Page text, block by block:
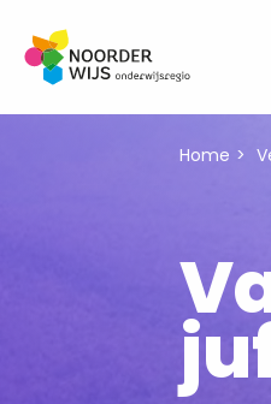
Home